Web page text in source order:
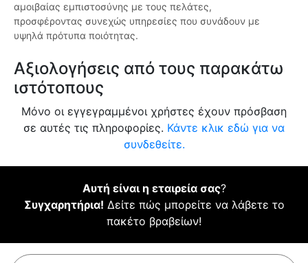
αμοιβαίας εμπιστοσύνης με τους πελάτες,
προσφέροντας συνεχώς υπηρεσίες που συνάδουν με
υψηλά πρότυπα ποιότητας.
Αξιολογήσεις από τους παρακάτω
ιστότοπους
Μόνο οι εγγεγραμμένοι χρήστες έχουν πρόσβαση
σε αυτές τις πληροφορίες. Κάντε κλικ εδώ για να
συνδεθείτε.
Αυτή είναι η εταιρεία σας?
Συγχαρητήρια! Δείτε πώς μπορείτε να λάβετε το
πακέτο βραβείων!